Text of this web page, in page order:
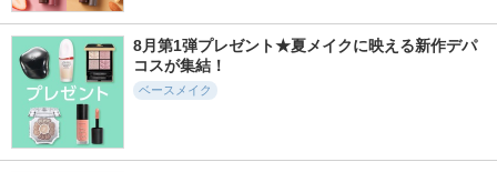
8月第1弾プレゼント★夏メイクに映える新作デパ
コスが集結！
ベースメイク